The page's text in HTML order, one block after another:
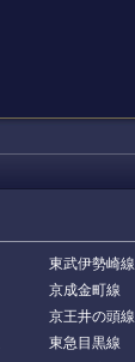
東武伊勢崎線
京成金町線
京王井の頭線
東急目黒線